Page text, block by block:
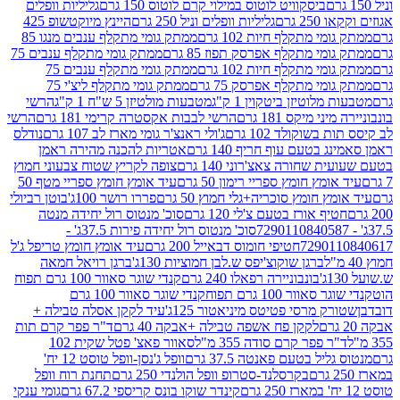
ביסקוויט לוטוס במילוי קרם לוטוס 150 גרם
גליליות וופלים
גרם
גליליות וופלים וניל 250 גרם
היינץ מיוקטשופ 425
מתקלף חיות 102 גרם
ממתק גומי מתקלף ענבים מנגו 85
מתקלף אפרסק תפוז 85 גרם
ממתק גומי מתקלף ענבים 75
מתקלף חיות 102 גרם
ממתק גומי מתקלף ענבים 75
מתקלף אפרסק 75 גרם
ממתק גומי מתקלף ליצ'י 75
ביטקוין 1 ק"ג
מטבעות מולטיזן 5 ש"ח 1 ק"ג
הרשי
מיקס 181 גרם
הרשי לבבות אקסטרה קרימי 181 גרם
הרשי
102 גרם
ג'ולי ראנצ'ר גומי מארז לב 107 גרם
נודלס
עוף חריף 140 גרם
אטריות להכנה מהירה ראמן
שחורה צאצ'רוני 140 גרם
צופה לקריץ שטוח צבעוני חמוץ
חומץ ספריי רימון 50 גרם
עיד אומץ חומץ ספריי מטף 50
חומץ סוכריה+גלי חמוץ 50 גרם
פררו רושר 100ג'
בוטן רביולי
אורז בטעם צ'לי 120 גרם
סוכ' מנטוס רול יחידה מנטה
סוכ' מנטוס רול יחידה פירות 37.5ג' -
חטיפי חומוס דבאייל 200 גרם
עיד אומץ חומץ טריפל ג'ל
ברגן שוקוצ'יפס ש.לבן חמוציות 130ג'
ברגן רויאל חמאה
בונבוניירה רפאלו 240 גרם
קנדי שוגר סאוור 100 גרם תפוח
100 גרם תפוח
קנדי שוגר סאוור 100 גרם
מרסי פטיטס מיניאטור 125ג'
עיד לקקן אסלה טבילה +
לקקן פח אשפה טבילה +אבקה 40 גרם
ד"ר פפר קרם תות
פפר קרם סודה 355 מ"ל
סאוור פאצ' פטל שקית 102
בטעם פאנטה 37.5 גרם
וופל ג'נסן-וופל טוסט 12 יח'
בקרסלנד-סטרופ וופל הולנדי 250 גרם
תחנת רוח וופל
קינדר שוקו בונס קריספי 67.2 גרם
גומי ענקי